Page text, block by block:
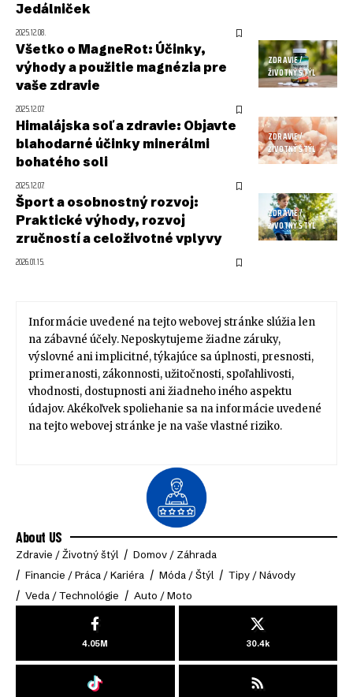
Jedálniček
2025.12.08.
ZDRAVIE /
ŽIVOTNÝ ŠTÝL
Všetko o MagneRot: Účinky,
výhody a použitie magnézia pre
vaše zdravie
2025.12.07.
ZDRAVIE /
ŽIVOTNÝ ŠTÝL
Himalájska soľ a zdravie: Objavte
blahodarné účinky minerálmi
bohatého soli
2025.12.07.
ZDRAVIE /
ŽIVOTNÝ ŠTÝL
Šport a osobnostný rozvoj:
Praktické výhody, rozvoj
zručností a celoživotné vplyvy
2026.01.15.
Informácie uvedené na tejto webovej stránke slúžia len
na zábavné účely. Neposkytujeme žiadne záruky,
výslovné ani implicitné, týkajúce sa úplnosti, presnosti,
primeranosti, zákonnosti, užitočnosti, spoľahlivosti,
vhodnosti, dostupnosti ani žiadneho iného aspektu
údajov. Akékoľvek spoliehanie sa na informácie uvedené
na tejto webovej stránke je na vaše vlastné riziko.
About US
Zdravie / Životný štýl
Domov / Záhrada
Financie / Práca / Kariéra
Móda / Štýl
Tipy / Návody
Veda / Technológie
Auto / Moto
4.05M 30.4k